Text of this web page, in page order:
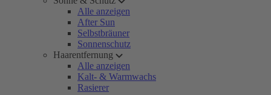
Alle anzeigen
After Sun
Selbstbräuner
Sonnenschutz
Haarentfernung
Alle anzeigen
Kalt- & Warmwachs
Rasierer